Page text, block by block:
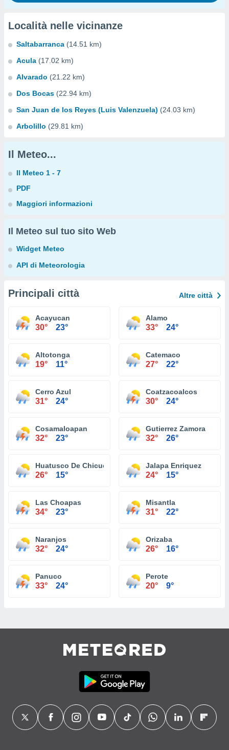
Località nelle vicinanze
Saltabarranca (14.51 km)
Acula (17.02 km)
Alvarado (21.22 km)
Dos Bocas (22.94 km)
San Juan de los Reyes (Luis Valenzuela) (24.03 km)
Arbolillo (29.81 km)
Il Meteo...
Il Meteo 1 - 7
PDF
Maggiori informazioni
Il Meteo sul tuo sito Web
Widget Meteo
API di Meteorologia
Principali città Altre città
Acayucan
30° 23°
Alamo
33° 24°
Altotonga
19° 11°
Catemaco
27° 22°
Cerro Azul
31° 24°
Coatzacoalcos
30° 24°
Cosamaloapan
32° 23°
Gutierrez Zamora
32° 26°
Huatusco De Chicuellar
26° 15°
Jalapa Enriquez
24° 15°
Las Choapas
34° 23°
Misantla
31° 22°
Naranjos
32° 24°
Orizaba
26° 16°
Panuco
33° 24°
Perote
20° 9°